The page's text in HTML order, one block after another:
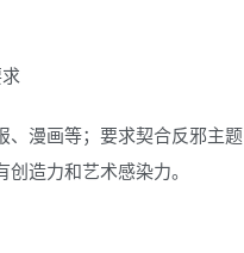
、漫画等；要求契合反邪主
造力和艺术感染力。